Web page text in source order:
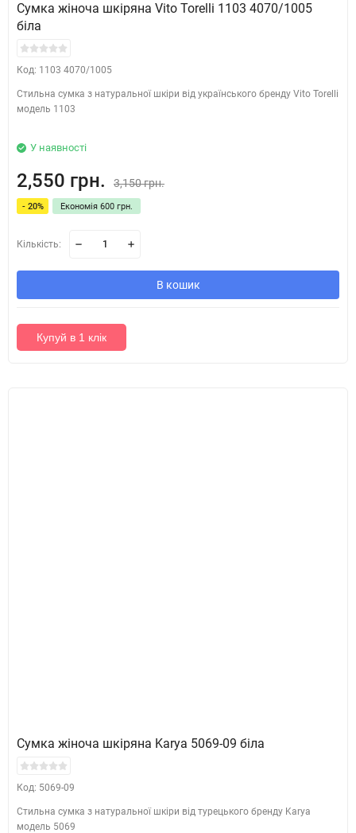
Сумка жіноча шкіряна Vito Torelli 1103 4070/1005
біла
Код: 1103 4070/1005
Стильна сумка з натуральної шкіри від українського бренду Vito Torelli
модель 1103
У наявності
2,550 грн. 3,150 грн.
- 20% Економія 600 грн.
Кількість:
В кошик
Купуй в 1 клік
Сумка жіноча шкіряна Karya 5069-09 біла
Код: 5069-09
Стильна сумка з натуральної шкіри від турецького бренду Karya
модель 5069